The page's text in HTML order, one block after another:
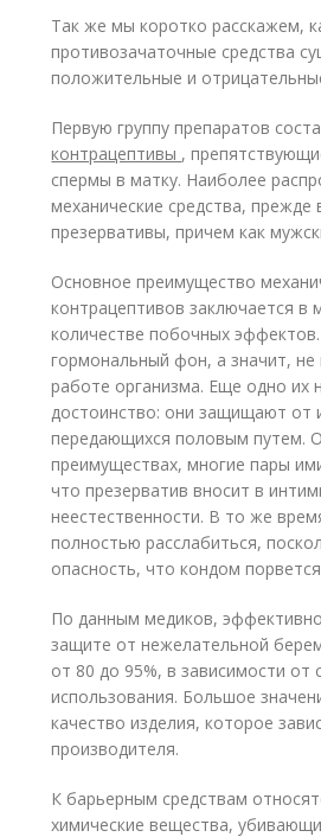
Так же мы коротко расскажем,
противозачаточные средства
положительные и
Первую группу препаратов
контрацептивы ,
спермы в матку. Наиболее
механические средства, прежде
презервативы, причем как
Основное преимущество
контрацептивов заключается в
количестве побочных
гормональный фон, а значит,
работе организма. Еще одно их
достоинство: они защищают от
передающихся половым путем.
преимуществах, многие пары
что презерватив вносит в
неестественности. В то же
полностью расслабиться,
опасность, что кондом
По данным медиков,
защите от нежелательной
от 80 до 95%, в зависимости от
использования. Большое
качество изделия, которое
производителя.
К барьерным средствам
химические вещества,